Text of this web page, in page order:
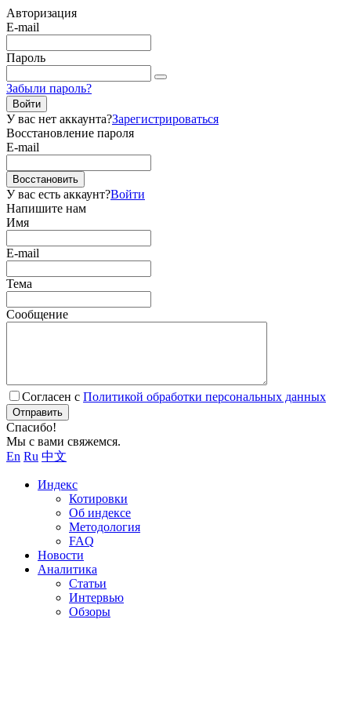
Авторизация
E-mail
Пароль
Забыли пароль?
Войти
У вас нет аккаунта?Зарегистрироваться
Восстановление пароля
E-mail
Восстановить
У вас есть аккаунт?Войти
Напишите нам
Имя
E-mail
Тема
Сообщение
Согласен с Политикой обработки персональных данных
Отправить
Спасибо!
Мы с вами свяжемся.
En Ru 中文
Индекс
Котировки
Об индексе
Методология
FAQ
Новости
Аналитика
Статьи
Интервью
Обзоры